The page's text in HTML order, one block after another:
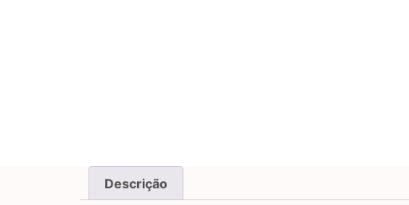
Descrição